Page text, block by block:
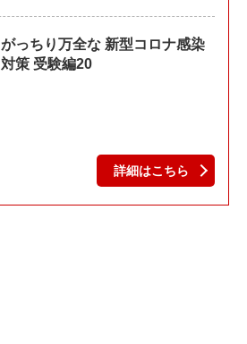
がっちり万全な 新型コロナ感染
対策 受験編20
詳細はこちら